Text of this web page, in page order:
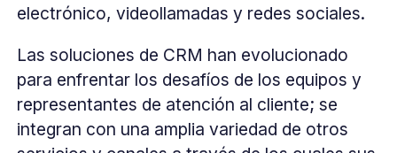
electrónico, videollamadas y redes sociales.
Las soluciones de CRM han evolucionado
para enfrentar los desafíos de los equipos y
representantes de atención al cliente; se
integran con una amplia variedad de otros